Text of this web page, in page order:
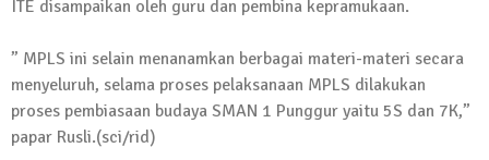
ITE disampaikan oleh guru dan pembina kepramukaan.
” MPLS ini selain menanamkan berbagai materi-materi secara
menyeluruh, selama proses pelaksanaan MPLS dilakukan
proses pembiasaan budaya SMAN 1 Punggur yaitu 5S dan 7K,”
papar Rusli.(sci/rid)